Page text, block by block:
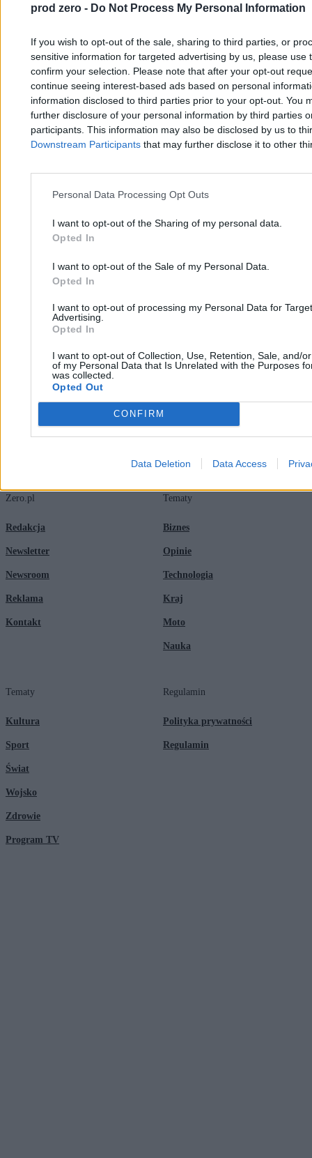
prod zero - Do Not Process My Personal Information
If you wish to opt-out of the sale, sharing to third parties, or
sensitive information for targeted advertising by us, please use
confirm your selection. Please note that after your opt-out
continue seeing interest-based ads based on personal
information disclosed to third parties prior to your opt-out. You
further disclosure of your personal information by third parties
participants. This information may also be disclosed by us to
Downstream Participants that may further disclose it to other
Personal Data Processing Opt Outs
I want to opt-out of the Sharing of my personal data.
Opted In
I want to opt-out of the Sale of my Personal Data.
Opted In
I want to opt-out of processing my Personal Data for
Advertising.
Opted In
I want to opt-out of Collection, Use, Retention, Sale, and/
of my Personal Data that Is Unrelated with the Purposes
was collected.
Opted Out
CONFIRM
Data Deletion Data Access
będzie rzeź dla jawności"
Patryk Słowik
17.02.2026
Zero.pl
Redakcja
Newsletter
Newsroom
Reklama
Kontakt
Tematy
Biznes
Opinie
Technologia
Kraj
Moto
Nauka
Tematy
Kultura
Sport
Świat
Wojsko
Zdrowie
Program TV
Regulamin
Polityka prywatności
Regulamin